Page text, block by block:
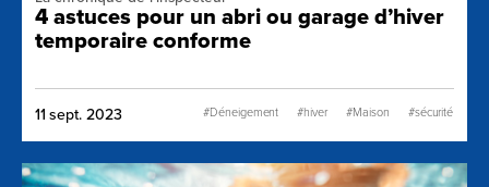
4 astuces pour un abri ou garage d’hiver
temporaire conforme
11 sept. 2023 #Déneigement #hiver #Maison #sécurité
#AbriAuto #NormesSécurité